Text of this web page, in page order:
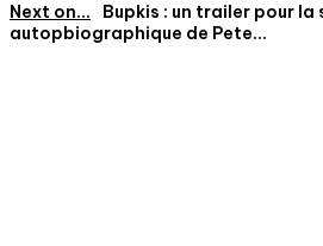
Next on...
Bupkis : un trailer pour la
autopbiographique de Pete...